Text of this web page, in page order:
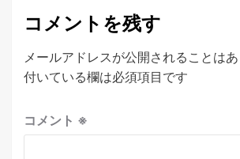
コメントを残す
メールアドレスが公開されることはあ
付いている欄は必須項目です
コメント ※